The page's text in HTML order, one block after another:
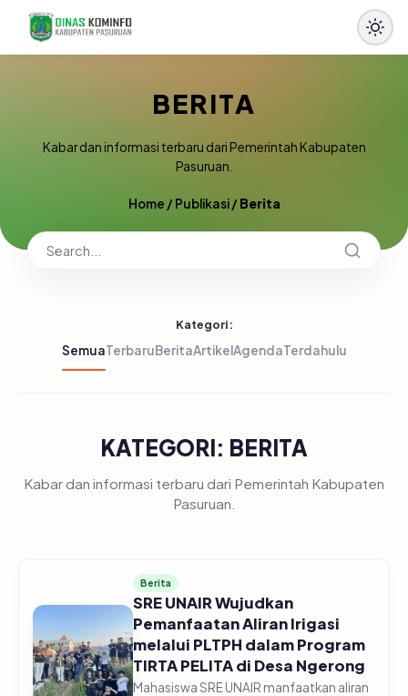
BERITA
Kabar dan informasi terbaru dari Pemerintah Kabupaten
Pasuruan.
Home /Publikasi/Berita
Kategori:
SemuaTerbaruBeritaArtikelAgendaTerdahulu
KATEGORI: BERITA
Kabar dan informasi terbaru dari Pemerintah Kabupaten
Pasuruan.
Berita
SRE UNAIR Wujudkan
Pemanfaatan Aliran Irigasi
melalui PLTPH dalam Program
TIRTA PELITA di Desa Ngerong
Mahasiswa SRE UNAIR manfaatkan aliran